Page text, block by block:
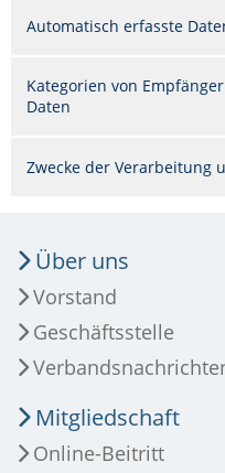
Automatisch erfasste
Kategorien von
Daten
Zwecke der Verarbeitung
Über uns
Vorstand
Geschäftsstelle
Mitgliedschaft
Online-Beitritt